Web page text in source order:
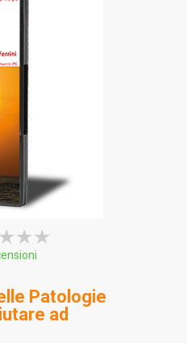
Patologie
ad